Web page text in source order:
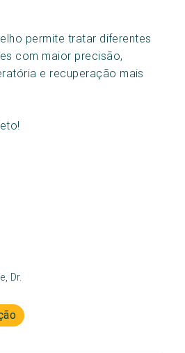
permite tratar diferentes
com maior precisão,
e recuperação mais
Dr.